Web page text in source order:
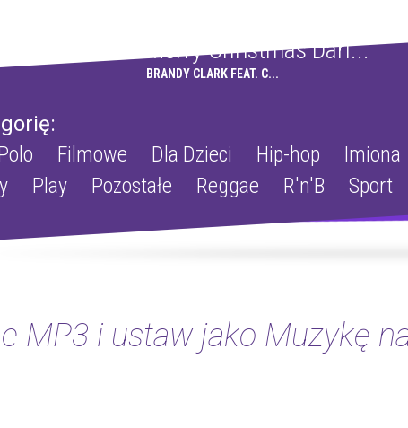
Merry Christmas Darl...
BRANDY CLARK FEAT. C...
Filmowe Dla Dzieci Hip-hop Imiona
Play Pozostałe Reggae R'n'B Sport
MP3 i ustaw jako Muzykę